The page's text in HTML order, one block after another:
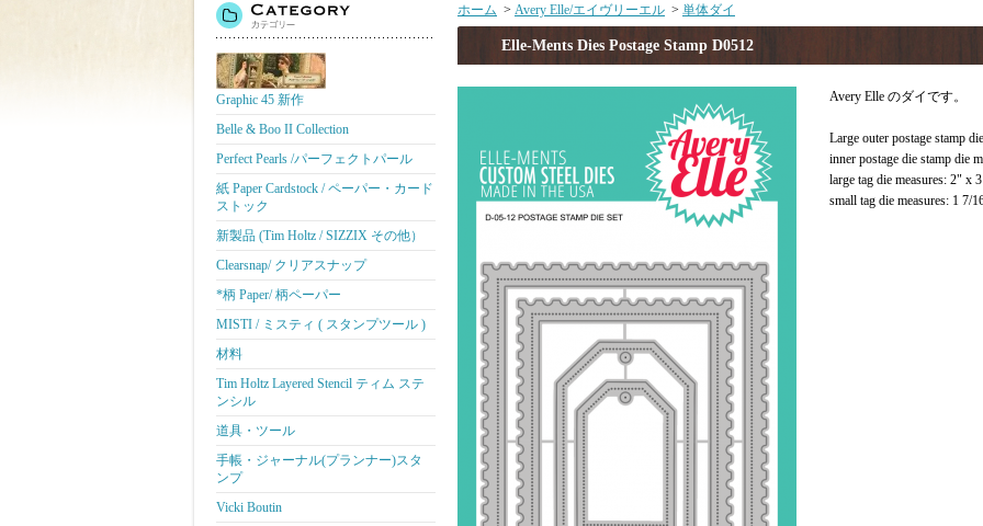
Graphic 45 新作
Belle & Boo II Collection
Perfect Pearls /パーフェクトパール
紙 Paper Cardstock / ペーパー・カード
ストック
新製品 (Tim Holtz / SIZZIX その他）
Clearsnap/ クリアスナップ
*柄 Paper/ 柄ペーパー
MISTI / ミスティ ( スタンプツール )
材料
Tim Holtz Layered Stencil ティム ステ
ンシル
道具・ツール
手帳・ジャーナル(プランナー)スタ
ンプ
Vicki Boutin
ホーム > Avery Elle/エイヴリーエル > 単体ダイ
Elle-Ments Dies Postage Stamp D0512
Avery Elle のダイです。
Large outer postage stamp
inner postage die stamp die
large tag die measures: 2" x
small tag die measures: 1 7/